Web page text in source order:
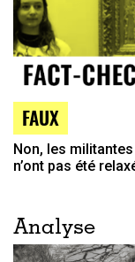
FAUX
Non, les
n’ont pas été
Analyse